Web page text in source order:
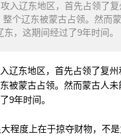
入辽东地区，首先占领了
个辽东被蒙古占领。然而
，这期间经过了9年时间。
东地区，首先占领了复州
被蒙古占领。然而蒙古人
9年时间。
度上在于掠夺财物，不是